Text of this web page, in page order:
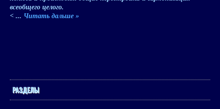
всеобщего целого.
< ... Читать дальше »
РАЗДЕЛЫ